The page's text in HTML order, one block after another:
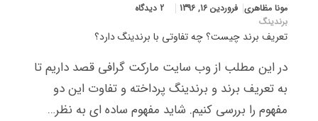
مونا مظاهری فروردین 16, 1396
2 دیدگاه
برندینگ
تعریف برند چیست؟ چه تفاوتی با برندینگ دارد؟
در این مطلب از وب سایت مارکت گرافی قصد داریم تا
به تعریف برند و برندینگ پرداخته و تفاوت این دو
مفهوم را بررسی کنیم. شاید مفهوم ساده ای به نظر…